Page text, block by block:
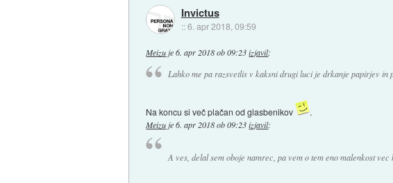
Invictus
::6. apr 2018, 09:59
Meizuje6. apr 2018 ob 09:23 izjavil:
Lahko me pa razsvetlis v kaksni drugi luci je drkanje papirjev in
Na koncu si več plačan od glasbenikov .
Meizu je6. apr 2018 ob 09:23 izjavil:
A ves, delal sem oboje namrec, pa vem o tem eno malenkost vec